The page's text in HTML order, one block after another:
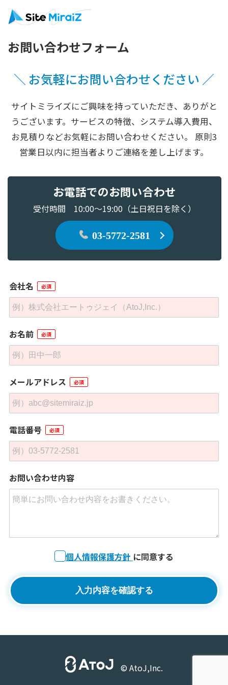
お問い合わせフォーム
＼ お気軽にお問い合わせください ／
サイトミライズにご興味を持っていただき、ありがと
うございます。 サービスの特徴、システム導入費用、
お見積りなどお気軽にお問い合わせください。 原則3
営業日以内に担当者よりご連絡を差し上げます。
お電話でのお問い合わせ
受付時間 10:00～19:00（土日祝日を除く）
03-5772-2581
会社名
お名前
メールアドレス
電話番号
お問い合わせ内容
個人情報保護方針 に同意する
© AtoJ,Inc.